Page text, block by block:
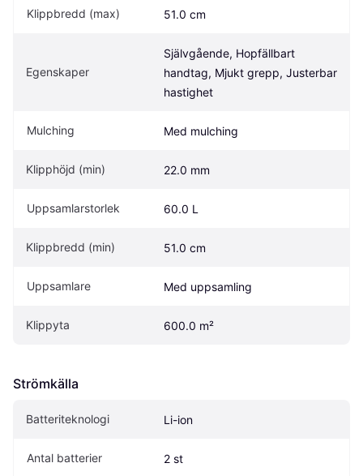
Klippbredd (max) 51.0 cm
Egenskaper
Självgående, Hopfällbart
handtag, Mjukt grepp, Justerbar
hastighet
Mulching Med mulching
Klipphöjd (min) 22.0 mm
Uppsamlarstorlek 60.0 L
Klippbredd (min) 51.0 cm
Uppsamlare Med uppsamling
Klippyta 600.0 m²
Strömkälla
Batteriteknologi Li-ion
Antal batterier 2 st